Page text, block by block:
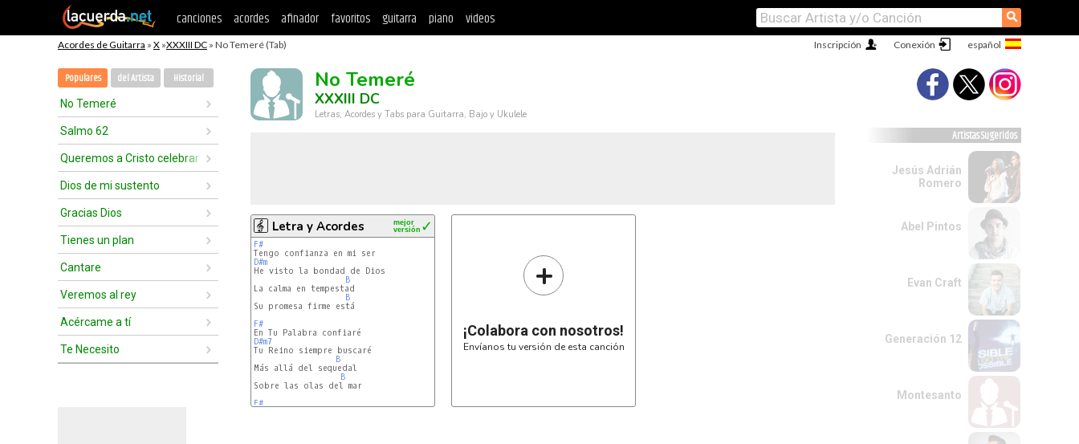
canciones acordes afinador favoritos guitarra piano videos ⚲
Acordes de Guitarra » X »XXXIII DC » No Temeré (Tab) Conexión
Inscripción
Populares del Artista Historial
No Temeré
Salmo 62
Queremos a Cristo celebrar
Dios de mi sustento
Gracias Dios
Tienes un plan
Cantare
Veremos al rey
Acércame a tí
Te Necesito
No Temeré
XXXIII DC
Letras, Acordes y Tabs para Guitarra, Bajo y Ukulele
Letra y Acordes ✓
mejor
versión
F#
D#m
B
La calma en tempestad
B
Su promesa firme está
F#
D#m7
B
Más allá del sequedal
B
Sobre las olas del mar
F#
+
¡Colabora con nosotros!
Envíanos tu versión de esta canción
Artistas Sugeridos
Jesús Adrián
Romero
Abel Pintos
Evan Craft
Generación 12
Montesanto